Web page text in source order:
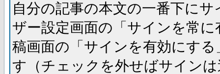
自分の記事の本文の一番下に
ザー設定画面の「サインを常
稿画面の「サインを有効にす
す（チェックを外せばサイン